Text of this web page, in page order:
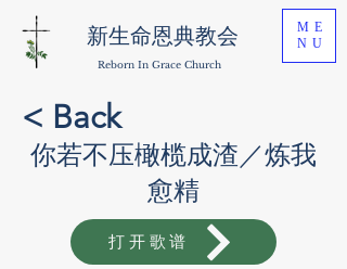
新生命恩典教会
Reborn In Grace Church
ME
NU
< Back
你若不压橄榄成渣／炼我
愈精
打开歌谱